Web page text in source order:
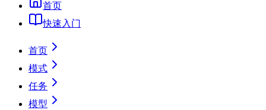
首页
快速入门
首页
模式
任务
模型